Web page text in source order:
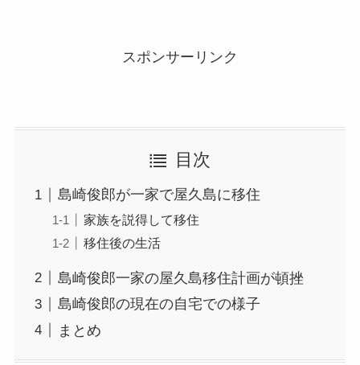
スポンサーリンク
目次
島崎俊郎が一家で屋久島に移住
家族を説得して移住
移住後の生活
島崎俊郎一家の屋久島移住計画が頓挫
島崎俊郎の現在の自宅での様子
まとめ